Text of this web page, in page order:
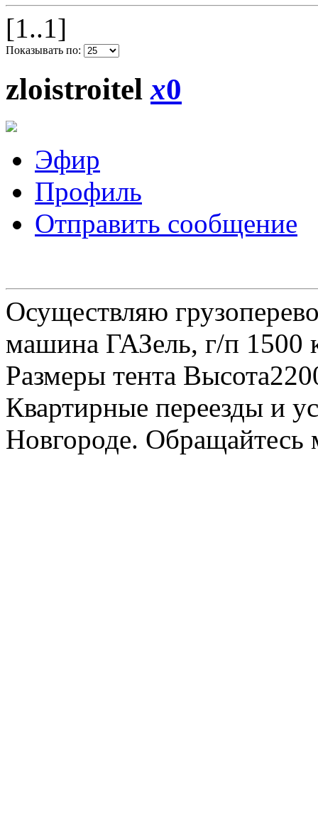
[1..1]
Показывать по:
zloistroitelx0
Эфир
Профиль
Отправить сообщение
Осуществляю
машина ГАЗель, г/п 1500
Размеры тента
Квартирные переезды и
Новгороде.